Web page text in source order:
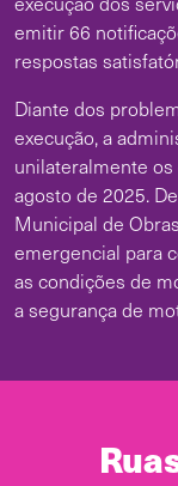
emitir 66
respostas
Diante dos
execução, a
unilateralmente
agosto de 2025.
Municipal de
emergencial para
as condições de
a segurança de